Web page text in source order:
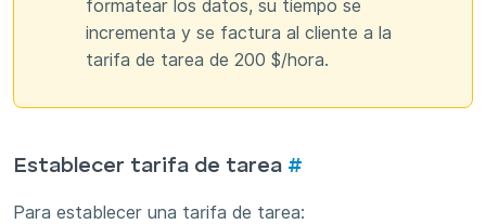
formatear los datos, su tiempo se
incrementa y se factura al cliente a la
tarifa de tarea de 200 $/hora.
Establecer tarifa de tarea #
Para establecer una tarifa de tarea: